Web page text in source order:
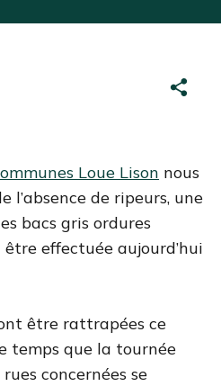
Loue Lison nous
l’absence de ripeurs, une
bacs gris ordures
être effectuée aujourd’hui
être rattrapées ce
temps que la tournée
concernées se